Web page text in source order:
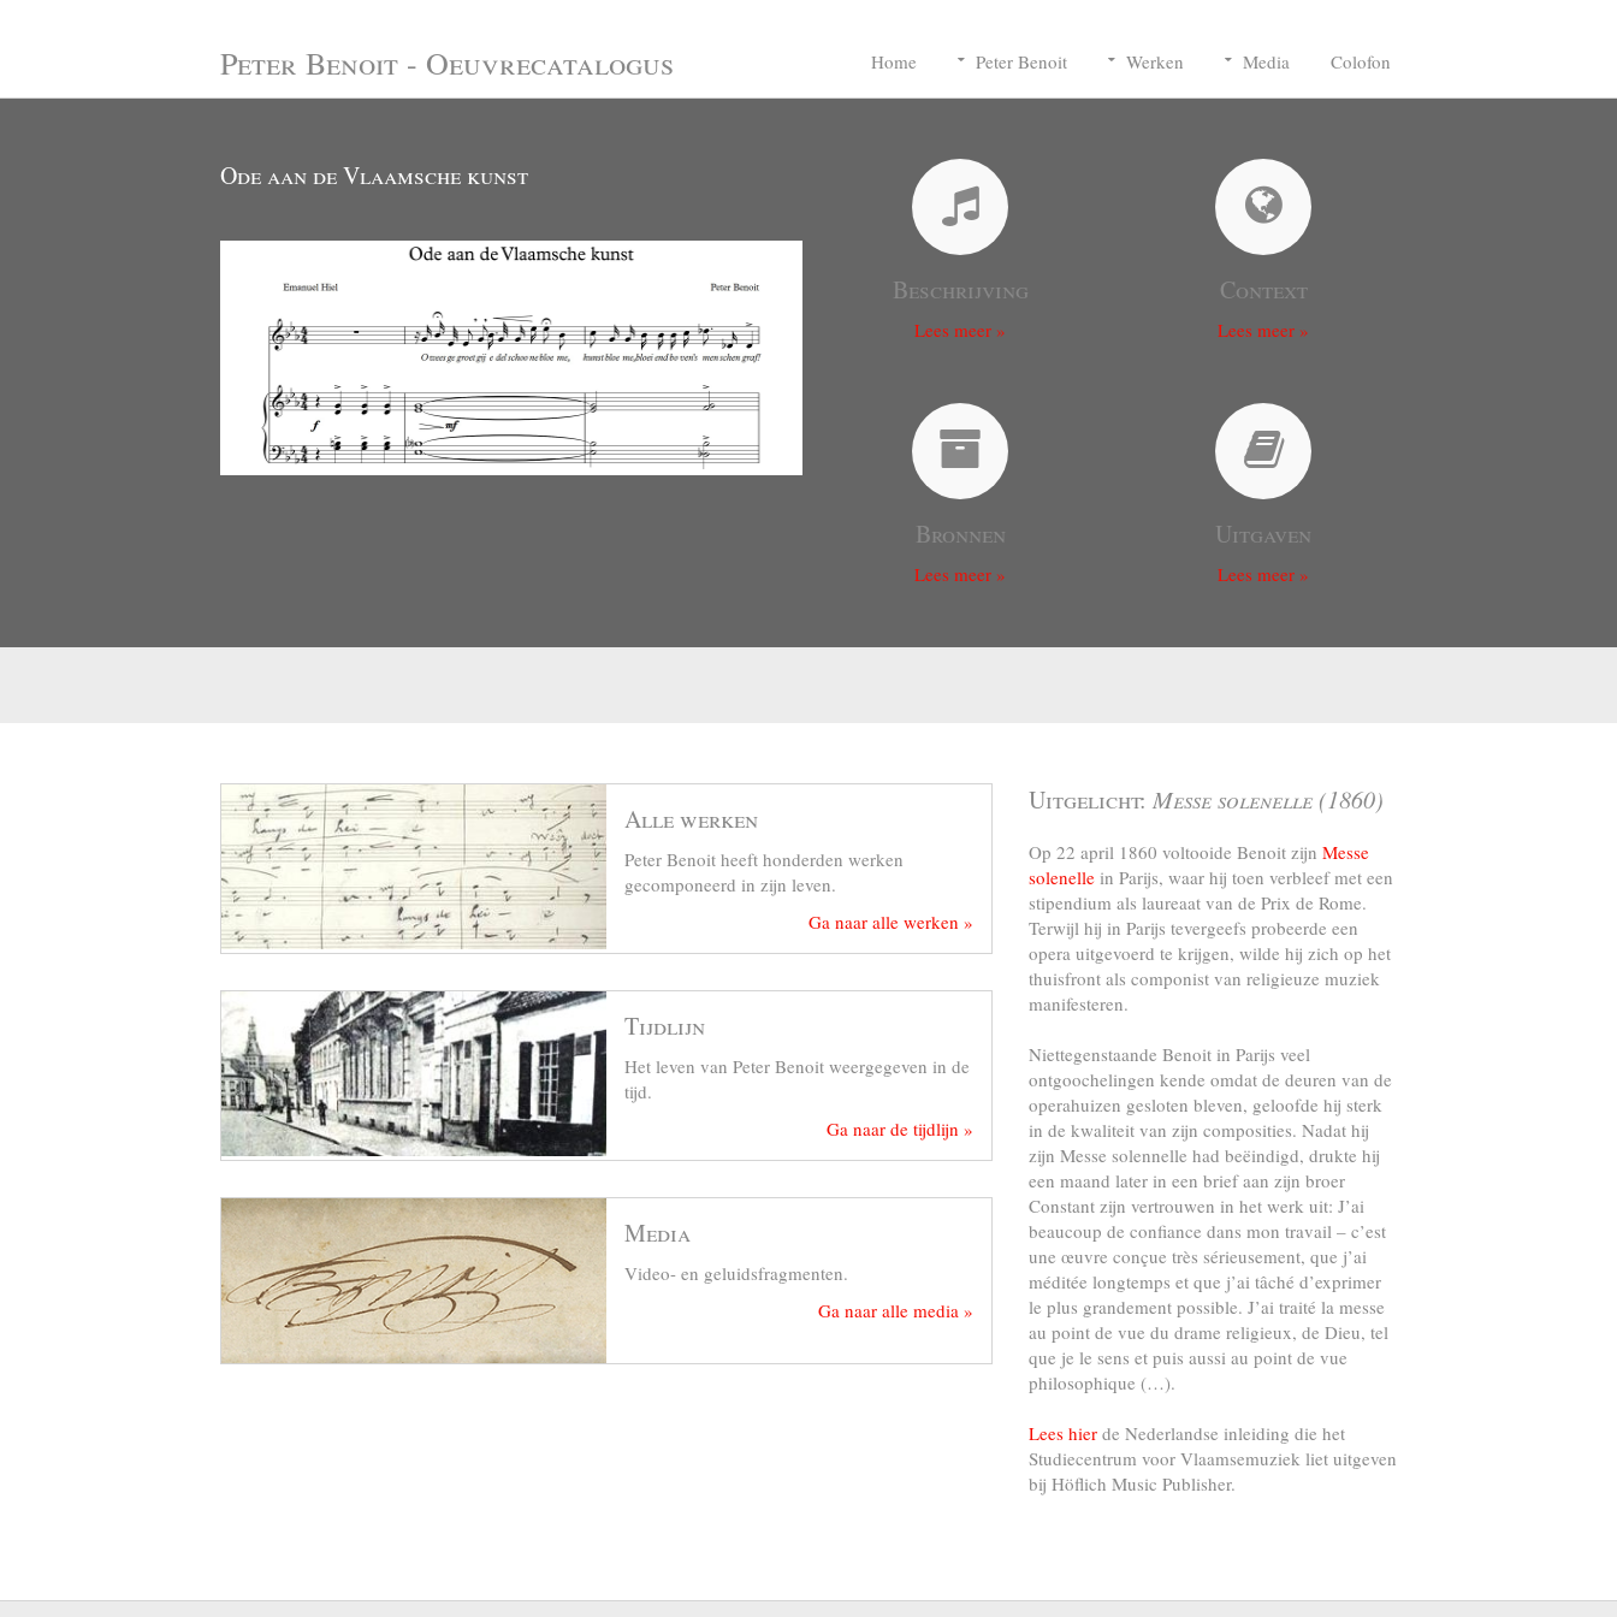
Peter Benoit - Oeuvrecatalogus Home Peter Benoit Werken Media Colofon
Ode aan de Vlaamsche kunst
Beschrijving
Lees meer »
Bronnen
Lees meer »
Context
Lees meer »
Uitgaven
Lees meer »
Alle werken
Peter Benoit heeft honderden werken
gecomponeerd in zijn leven.
Ga naar alle werken »
Tijdlijn
Het leven van Peter Benoit weergegeven in de
tijd.
Ga naar de tijdlijn »
Media
Video- en geluidsfragmenten.
Ga naar alle media »
Uitgelicht: Messe solenelle (1860)
Op 22 april 1860 voltooide Benoit zijn Messe
solenelle in Parijs, waar hij toen verbleef met een
stipendium als laureaat van de Prix de Rome.
Terwijl hij in Parijs tevergeefs probeerde een
opera uitgevoerd te krijgen, wilde hij zich op het
thuisfront als componist van religieuze muziek
manifesteren.
Niettegenstaande Benoit in Parijs veel
ontgoochelingen kende omdat de deuren van de
operahuizen gesloten bleven, geloofde hij sterk
in de kwaliteit van zijn composities. Nadat hij
zijn Messe solennelle had beëindigd, drukte hij
een maand later in een brief aan zijn broer
Constant zijn vertrouwen in het werk uit: J’ai
beaucoup de confiance dans mon travail – c’est
une œuvre conçue très sérieusement, que j’ai
méditée longtemps et que j’ai tâché d’exprimer
le plus grandement possible. J’ai traité la messe
au point de vue du drame religieux, de Dieu, tel
que je le sens et puis aussi au point de vue
philosophique (…).
Lees hier de Nederlandse inleiding die het
Studiecentrum voor Vlaamsemuziek liet uitgeven
bij Höflich Music Publisher.